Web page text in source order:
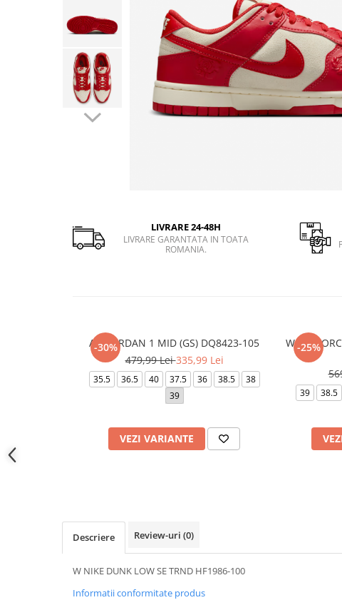
Pantofi sport femei
LIVRARE 24-48H
LIVRARE GARANTATA IN TOATA
ROMANIA.
-30%
AIR JORDAN 1 MID (GS) DQ8423-105
479,99 Lei335,99 Lei
35.5 36.5 40 37.5 36 38.5
38
39
VEZI VARIANTE
-25%
W AIR
39 38.5
Descriere Review-uri (0)
W NIKE DUNK LOW SE TRND HF1986-100
Informatii conformitate produs